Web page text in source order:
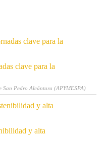
clave para la
San Pedro Alcántara (APYMESPA)
y alta